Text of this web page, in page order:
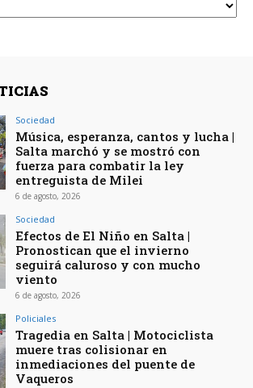
Sociedad
Música, esperanza, cantos y lucha |
Salta marchó y se mostró con
fuerza para combatir la ley
entreguista de Milei
6 de agosto, 2026
Sociedad
Efectos de El Niño en Salta |
Pronostican que el invierno
seguirá caluroso y con mucho
viento
6 de agosto, 2026
Policiales
Tragedia en Salta | Motociclista
muere tras colisionar en
inmediaciones del puente de
Vaqueros